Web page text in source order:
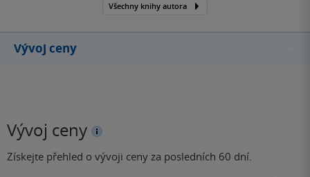
Všechny knihy autora
Vývoj ceny
Vývoj ceny
Získejte přehled o vývoji ceny za posledních 60 dní.